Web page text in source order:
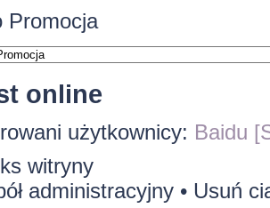
Promocja
online
użytkownicy: Baidu
witryny
administracyjny• Usuń